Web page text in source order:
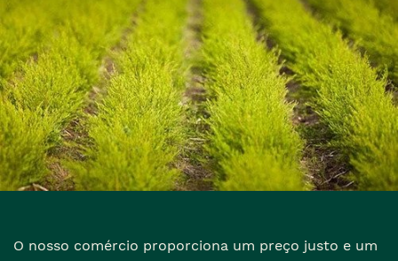
O nosso comércio proporciona um preço justo e um